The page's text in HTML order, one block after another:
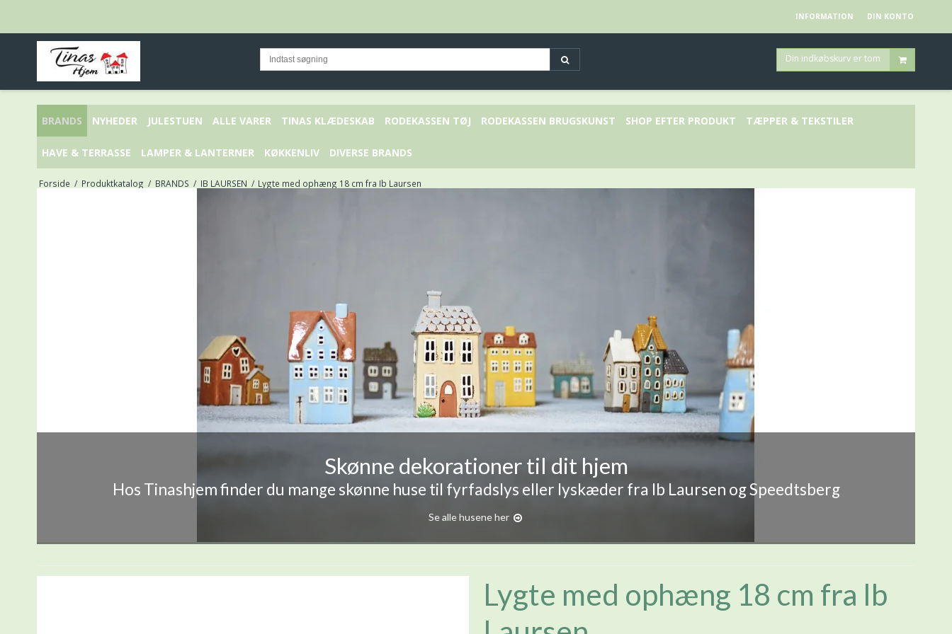
INFORMATION DIN KONTO
Din indkøbskurv er tom
BRANDS NYHEDER JULESTUEN ALLE VARER TINAS KLÆDESKAB RODEKASSEN TØJ RODEKASSEN BRUGSKUNST SHOP EFTER PRODUKT TÆPPER & TEKSTILER
HAVE & TERRASSE LAMPER & LANTERNER KØKKENLIV DIVERSE BRANDS
Forside / Produktkatalog / BRANDS / IB LAURSEN / Lygte med ophæng 18 cm fra Ib Laursen
Skønne dekorationer til dit hjem
Hos Tinashjem finder du mange skønne huse til fyrfadslys eller lyskæder fra Ib Laursen og Speedtsberg
Se alle husene her
Lygte med ophæng 18 cm fra Ib